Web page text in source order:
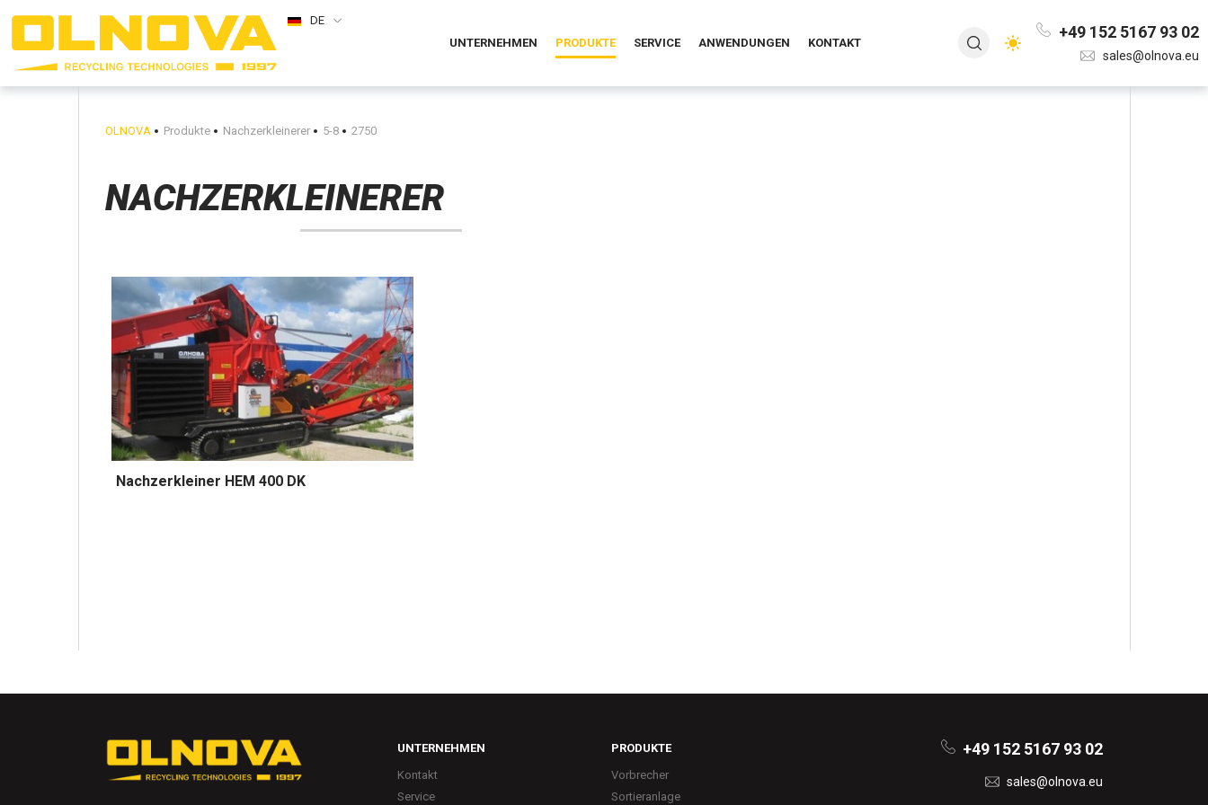
DE
UNTERNEHMEN
PRODUKTE SERVICE ANWENDUNGEN KONTAKT
+49 152 5167 93 02
sales@olnova.eu
OLNOVA Produkte Nachzerkleinerer 5-8 2750
NACHZERKLEINERER
Nachzerkleiner HEM 400 DK
+49 152 5167 93 02
sales@olnova.eu
UNTERNEHMEN
Kontakt
Service
PRODUKTE
Vorbrecher
Sortieranlage